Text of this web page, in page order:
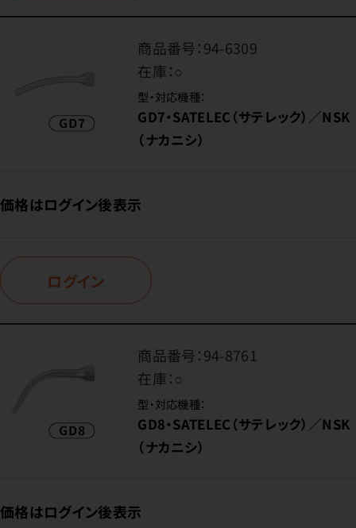
商品番号：94-6309
在庫：○
型・対応機種：
GD7・SATELEC（サテレック）／NSK
（ナカニシ）
価格はログイン後表示
ログイン
商品番号：94-8761
在庫：○
型・対応機種：
GD8・SATELEC（サテレック）／NSK
（ナカニシ）
価格はログイン後表示